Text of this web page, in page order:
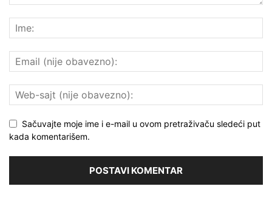
Sačuvajte moje ime i e-mail u ovom pretraživaču sledeći put
kada komentarišem.